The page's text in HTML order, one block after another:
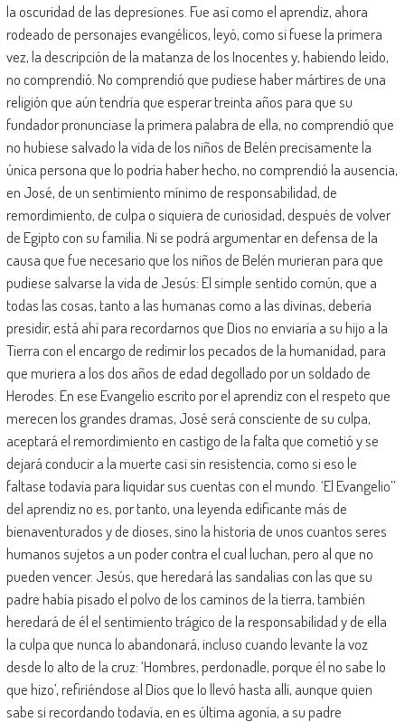
la oscuridad de las depresiones. Fue así como el aprendiz, ahora
rodeado de personajes evangélicos, leyó, como si fuese la primera
vez, la descripción de la matanza de los Inocentes y, habiendo leído,
no comprendió. No comprendió que pudiese haber mártires de una
religión que aún tendría que esperar treinta años para que su
fundador pronunciase la primera palabra de ella, no comprendió que
no hubiese salvado la vida de los niños de Belén precisamente la
única persona que lo podría haber hecho, no comprendió la ausencia,
en José, de un sentimiento mínimo de responsabilidad, de
remordimiento, de culpa o siquiera de curiosidad, después de volver
de Egipto con su familia. Ni se podrá argumentar en defensa de la
causa que fue necesario que los niños de Belén murieran para que
pudiese salvarse la vida de Jesús: El simple sentido común, que a
todas las cosas, tanto a las humanas como a las divinas, debería
presidir, está ahí para recordarnos que Dios no enviaría a su hijo a la
Tierra con el encargo de redimir los pecados de la humanidad, para
que muriera a los dos años de edad degollado por un soldado de
Herodes. En ese Evangelio escrito por el aprendiz con el respeto que
merecen los grandes dramas, José será consciente de su culpa,
aceptará el remordimiento en castigo de la falta que cometió y se
dejará conducir a la muerte casi sin resistencia, como si eso le
faltase todavía para liquidar sus cuentas con el mundo. ‘El Evangelio’’
del aprendiz no es, por tanto, una leyenda edificante más de
bienaventurados y de dioses, sino la historia de unos cuantos seres
humanos sujetos a un poder contra el cual luchan, pero al que no
pueden vencer. Jesús, que heredará las sandalias con las que su
padre había pisado el polvo de los caminos de la tierra, también
heredará de él el sentimiento trágico de la responsabilidad y de ella
la culpa que nunca lo abandonará, incluso cuando levante la voz
desde lo alto de la cruz: ‘Hombres, perdonadle, porque él no sabe lo
que hizo’, refiriéndose al Dios que lo llevó hasta allí, aunque quien
sabe si recordando todavía, en es última agonía, a su padre